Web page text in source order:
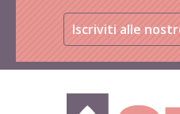
Iscriviti alle